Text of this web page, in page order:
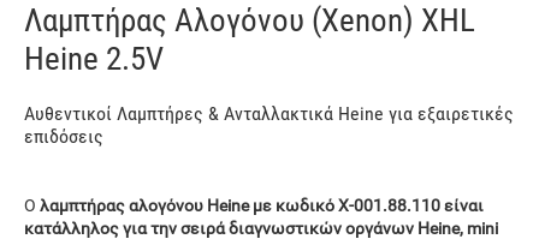
Λαμπτήρας Αλογόνου (Xenon) XHL
Heine 2.5V
Αυθεντικοί Λαμπτήρες & Ανταλλακτικά Heine για εξαιρετικές
επιδόσεις
Ο λαμπτήρας αλογόνου Heine με κωδικό X-001.88.110 είναι
κατάλληλος για την σειρά διαγνωστικών οργάνων Heine, mini